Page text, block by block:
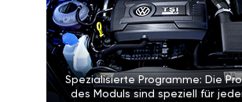
Spezialisierte Programme: Die
des Moduls sind speziell für